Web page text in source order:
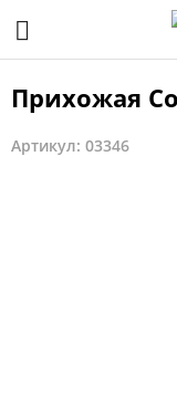
Прихожая
Артикул: 03346